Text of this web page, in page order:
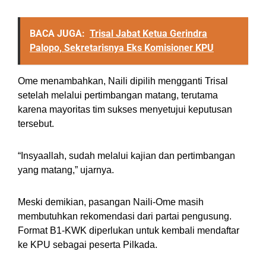
BACA JUGA: Trisal Jabat Ketua Gerindra
Palopo, Sekretarisnya Eks Komisioner KPU
Ome menambahkan, Naili dipilih mengganti Trisal
setelah melalui pertimbangan matang, terutama
karena mayoritas tim sukses menyetujui keputusan
tersebut.
“Insyaallah, sudah melalui kajian dan pertimbangan
yang matang,” ujarnya.
Meski demikian, pasangan Naili-Ome masih
membutuhkan rekomendasi dari partai pengusung.
Format B1-KWK diperlukan untuk kembali mendaftar
ke KPU sebagai peserta Pilkada.